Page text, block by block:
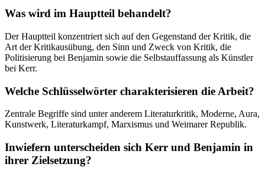
Was wird im Hauptteil behandelt?
Der Hauptteil konzentriert sich auf den Gegenstand der Kritik, die
Art der Kritikausübung, den Sinn und Zweck von Kritik, die
Politisierung bei Benjamin sowie die Selbstauffassung als Künstler
bei Kerr.
Welche Schlüsselwörter charakterisieren die Arbeit?
Zentrale Begriffe sind unter anderem Literaturkritik, Moderne, Aura,
Kunstwerk, Literaturkampf, Marxismus und Weimarer Republik.
Inwiefern unterscheiden sich Kerr und Benjamin in
ihrer Zielsetzung?